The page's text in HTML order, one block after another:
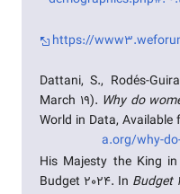
https://
Dattani, S., Rodés-
March 19). Why do
World in Data, Available
a.org/why-
His Majesty the King
Budget 2024. In Budget